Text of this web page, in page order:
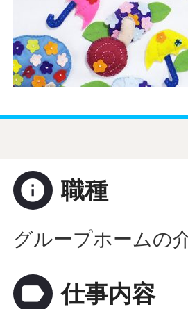
info 職種
グループホームの
label 仕事内容